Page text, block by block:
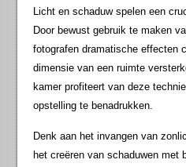
Licht en schaduw spelen een
Door bewust gebruik te maken
fotografen dramatische effecten
dimensie van een ruimte
kamer profiteert van deze
opstelling te benadrukken.
Denk aan het invangen van
het creëren van schaduwen met